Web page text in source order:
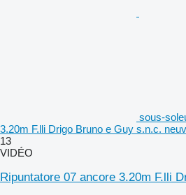
sous-
3.20m F.lli Drigo Bruno e Guy s.n.c.
13
VIDÉO
Ripuntatore 07 ancore 3.20m F.lli